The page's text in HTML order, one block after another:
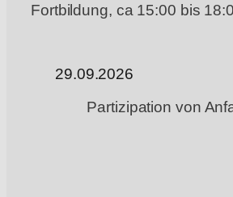
Fortbildung, ca 15:00 bis
29.09.2026
Partizipation von